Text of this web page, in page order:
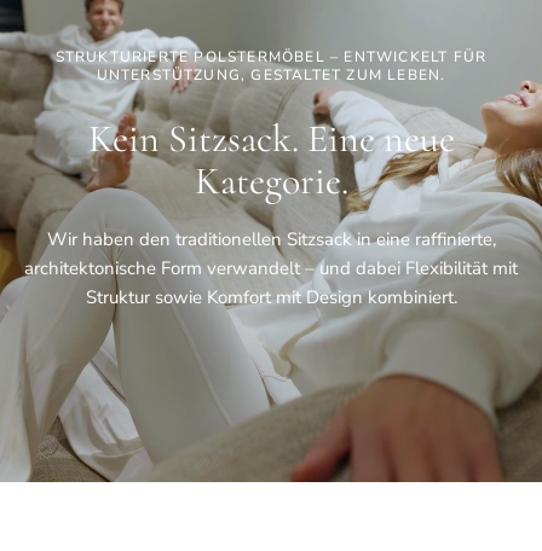
STRUKTURIERTE POLSTERMÖBEL – ENTWICKELT FÜR
UNTERSTÜTZUNG, GESTALTET ZUM LEBEN.
Kein Sitzsack. Eine neue
Kategorie.
Wir haben den traditionellen Sitzsack in eine raffinierte,
architektonische Form verwandelt – und dabei Flexibilität mit
Struktur sowie Komfort mit Design kombiniert.